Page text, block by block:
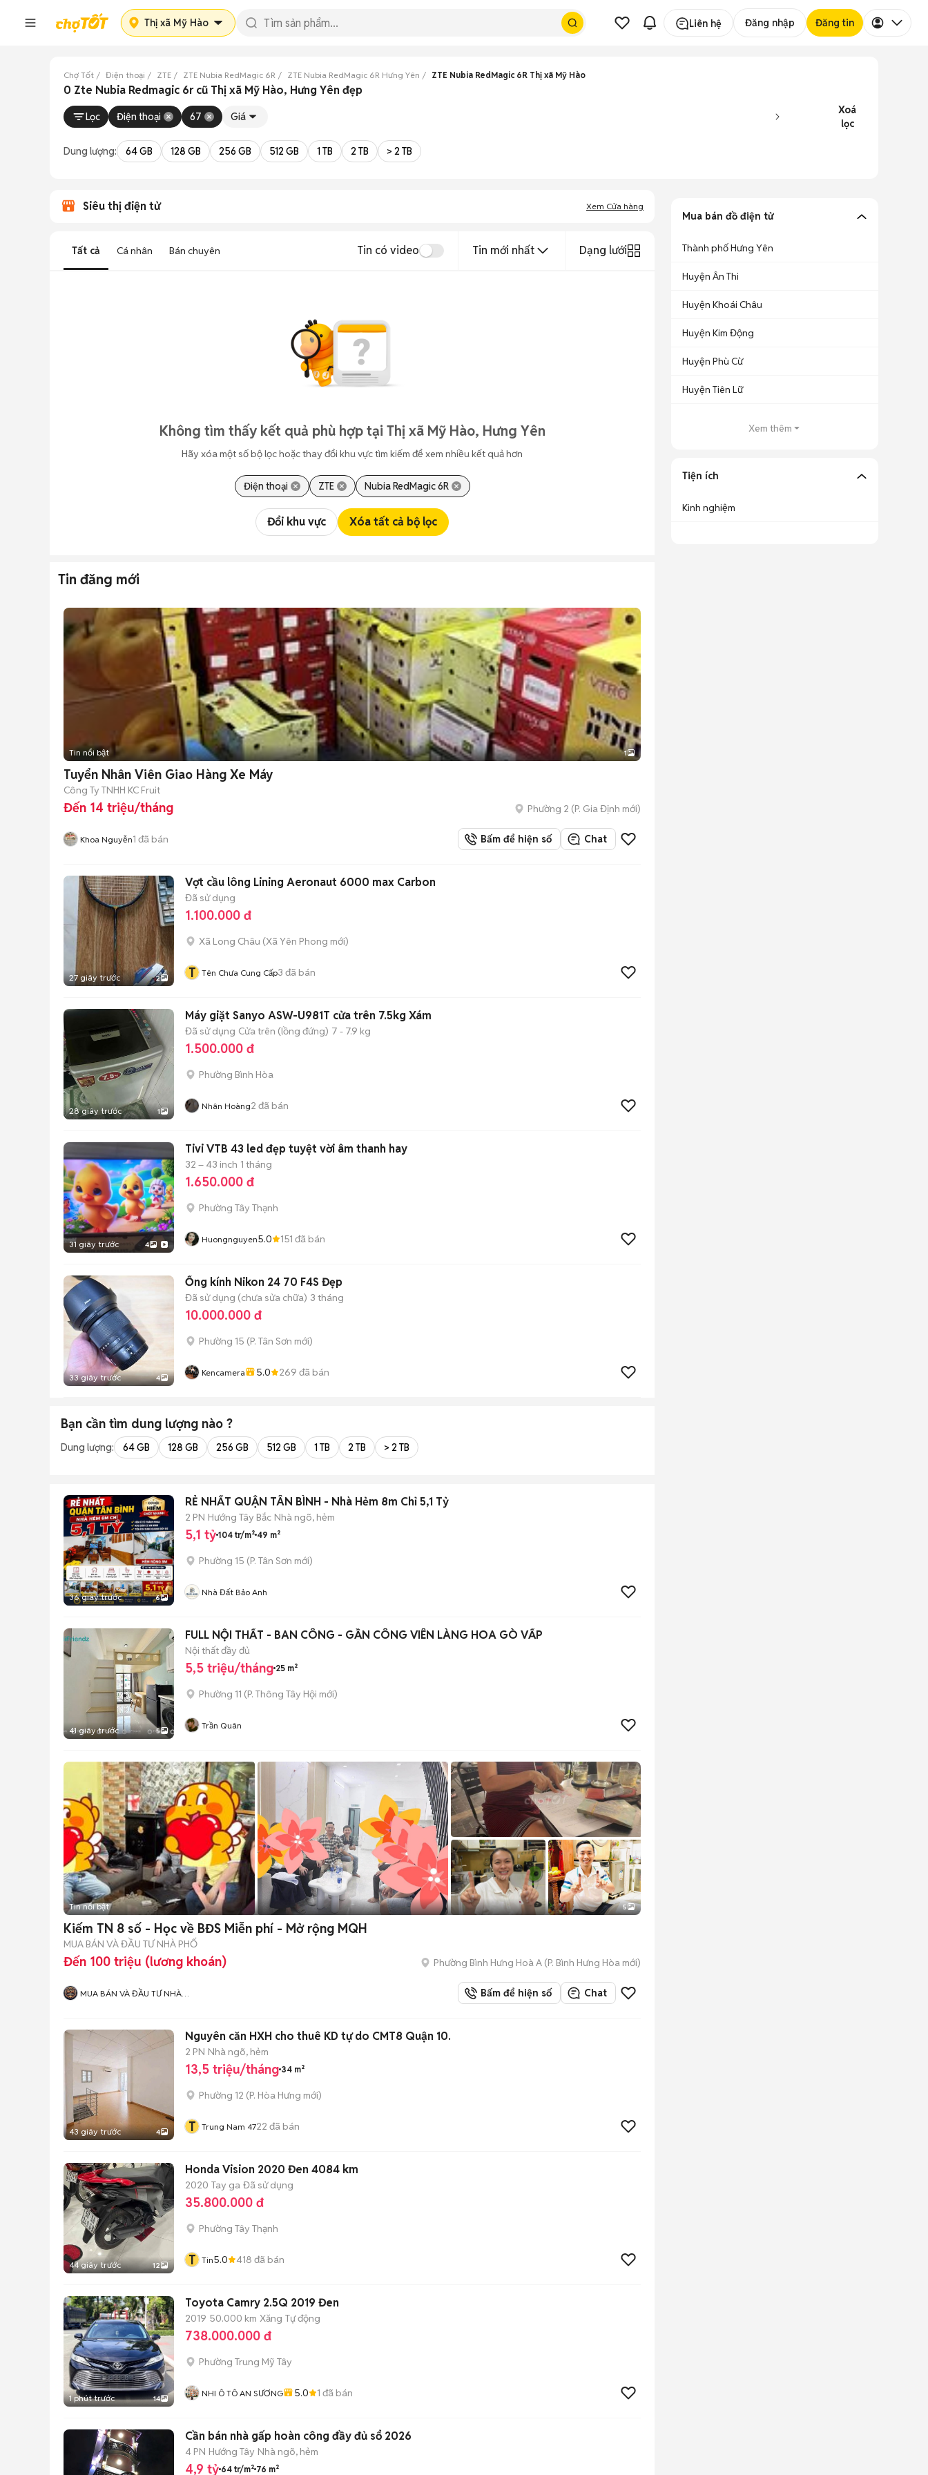
Thị xã Mỹ Hào Liên hệ Đăng nhập Đăng tin
Chợ Tốt Điện thoại ZTE ZTE Nubia RedMagic 6R ZTE Nubia RedMagic 6R Hưng Yên ZTE Nubia RedMagic 6R Thị xã Mỹ Hào
0 Zte Nubia Redmagic 6r cũ Thị xã Mỹ Hào, Hưng Yên đẹp
Lọc Điện thoại 67 Giá
Xoá
lọc
Dung lượng: 64 GB 128 GB 256 GB 512 GB 1 TB 2 TB > 2 TB
Siêu thị điện tử Xem Cửa hàng
Tất cả Cá nhân Bán chuyên Tin có video Tin mới nhất Dạng lưới
Không tìm thấy kết quả phù hợp tại Thị xã Mỹ Hào, Hưng Yên
Hãy xóa một số bộ lọc hoặc thay đổi khu vực tìm kiếm để xem nhiều kết quả hơn
Điện thoại ZTE Nubia RedMagic 6R
Đổi khu vực Xóa tất cả bộ lọc
Tin đăng mới
Tin nổi bật 1
Tuyển Nhân Viên Giao Hàng Xe Máy
Công Ty TNHH KC Fruit
Đến 14 triệu/tháng Phường 2 (P. Gia Định mới)
Khoa Nguyễn1 đã bán Bấm để hiện số Chat
27 giây trước 2
Vợt cầu lông Lining Aeronaut 6000 max Carbon
Đã sử dụng
1.100.000 đ
Xã Long Châu (Xã Yên Phong mới)
T Tên Chưa Cung Cấp3 đã bán
28 giây trước 1
Máy giặt Sanyo ASW-U981T cửa trên 7.5kg Xám
Đã sử dụng Cửa trên (lồng đứng) 7 - 7.9 kg
1.500.000 đ
Phường Bình Hòa
Nhân Hoàng2 đã bán
31 giây trước 4
Tivi VTB 43 led đẹp tuyệt vời âm thanh hay
32 – 43 inch 1 tháng
1.650.000 đ
Phường Tây Thạnh
Huongnguyen5.0 151 đã bán
33 giây trước 4
Ống kính Nikon 24 70 F4S Đẹp
Đã sử dụng (chưa sửa chữa) 3 tháng
10.000.000 đ
Phường 15 (P. Tân Sơn mới)
Kencamera 5.0 269 đã bán
Bạn cần tìm dung lượng nào ?
Dung lượng: 64 GB 128 GB 256 GB 512 GB 1 TB 2 TB > 2 TB
36 giây trước 6
RẺ NHẤT QUẬN TÂN BÌNH - Nhà Hẻm 8m Chỉ 5,1 Tỷ
2 PN Hướng Tây Bắc Nhà ngõ, hẻm
5,1 tỷ 104 tr/m² 49 m²
Phường 15 (P. Tân Sơn mới)
Nhà Đất Bảo Anh
41 giây trước 5
FULL NỘI THẤT - BAN CÔNG - GẦN CÔNG VIÊN LÀNG HOA GÒ VẤP
Nội thất đầy đủ
5,5 triệu/tháng 25 m²
Phường 11 (P. Thông Tây Hội mới)
Trần Quân
Tin nổi bật 5
Kiếm TN 8 số - Học về BĐS Miễn phí - Mở rộng MQH
MUA BÁN VÀ ĐẦU TƯ NHÀ PHỐ
Đến 100 triệu (lương khoán) Phường Bình Hưng Hoà A (P. Bình Hưng Hòa mới)
MUA BÁN VÀ ĐẦU TƯ NHÀ
Bấm để hiện số Chat
43 giây trước 4
Nguyên căn HXH cho thuê KD tự do CMT8 Quận 10.
2 PN Nhà ngõ, hẻm
13,5 triệu/tháng 34 m²
Phường 12 (P. Hòa Hưng mới)
T Trung Nam 4722 đã bán
44 giây trước 12
Honda Vision 2020 Đen 4084 km
2020 Tay ga Đã sử dụng
35.800.000 đ
Phường Tây Thạnh
T Tin5.0 418 đã bán
1 phút trước 14
Toyota Camry 2.5Q 2019 Đen
2019 50.000 km Xăng Tự động
738.000.000 đ
Phường Trung Mỹ Tây
NHI Ô TÔ AN SƯƠNG 5.0 1 đã bán
Cần bán nhà gấp hoàn công đầy đủ sổ 2026
4 PN Hướng Tây Nhà ngõ, hẻm
4,9 tỷ 64 tr/m² 76 m²
Mua bán đồ điện tử
Thành phố Hưng Yên
Huyện Ân Thi
Huyện Khoái Châu
Huyện Kim Động
Huyện Phù Cừ
Huyện Tiên Lữ
Xem thêm
Tiện ích
Kinh nghiệm